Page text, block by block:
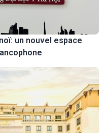
un nouvel espace